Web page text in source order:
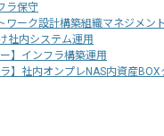
ラ保守
ワーク設計構築組織マネジメント
社内システム運用
】インフラ構築運用
】社内オンプレNAS内資産